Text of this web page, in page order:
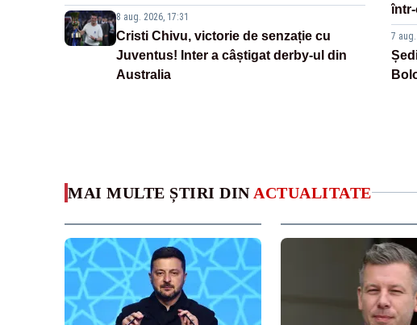
8 aug. 2026, 17:31
Cristi Chivu, victorie de senzație cu
Juventus! Inter a câștigat derby-ul din
Australia
7 aug.
MAI MULTE ȘTIRI DIN ACTUALITATE